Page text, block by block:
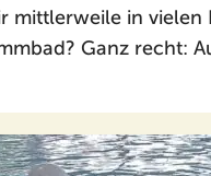
mittlerweile in vielen
Ganz recht: